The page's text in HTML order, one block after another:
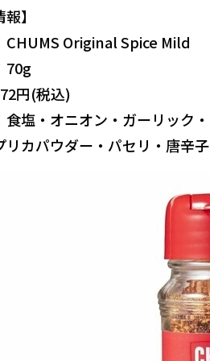
】
CHUMS Original Spice Mild
70g
円(税込)
食塩・オニオン・ガーリック
リカパウダー・パセリ・唐辛